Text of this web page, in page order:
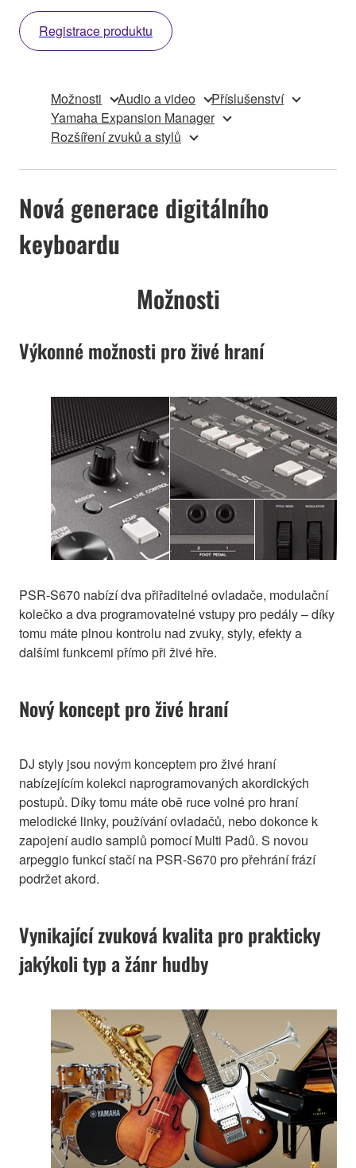
Registrace produktu
Možnosti Audio a video
Příslušenství
Yamaha Expansion Manager
Rozšíření zvuků a stylů
Nová generace digitálního
keyboardu
Možnosti
Výkonné možnosti pro živé hraní
PSR-S670 nabízí dva přiřaditelné ovladače, modulační
kolečko a dva programovatelné vstupy pro pedály – díky
tomu máte plnou kontrolu nad zvuky, styly, efekty a
dalšími funkcemi přímo při živé hře.
Nový koncept pro živé hraní
DJ styly jsou novým konceptem pro živé hraní
nabízejícím kolekci naprogramovaných akordických
postupů. Díky tomu máte obě ruce volné pro hraní
melodické linky, používání ovladačů, nebo dokonce k
zapojení audio samplů pomocí Multi Padů. S novou
arpeggio funkcí stačí na PSR-S670 pro přehrání frází
podržet akord.
Vynikající zvuková kvalita pro prakticky
jakýkoli typ a žánr hudby